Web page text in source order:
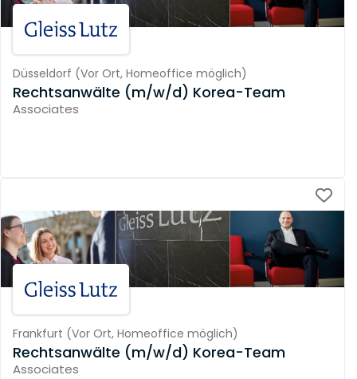
Düsseldorf (Vor Ort, Homeoffice möglich)
Rechtsanwälte (m/w/d) Korea-Team
Associates
Frankfurt (Vor Ort, Homeoffice möglich)
Rechtsanwälte (m/w/d) Korea-Team
Associates